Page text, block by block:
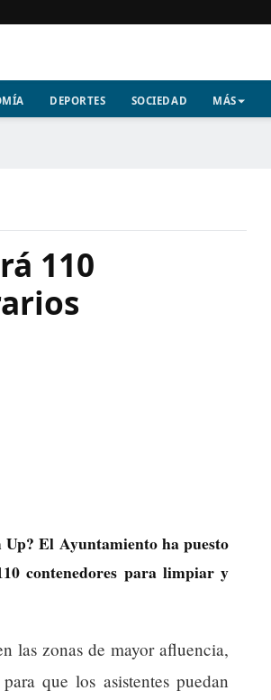
DEPORTES SOCIEDAD MÁS
110
El Ayuntamiento ha puesto
contenedores para limpiar y
las zonas de mayor afluencia,
que los asistentes puedan